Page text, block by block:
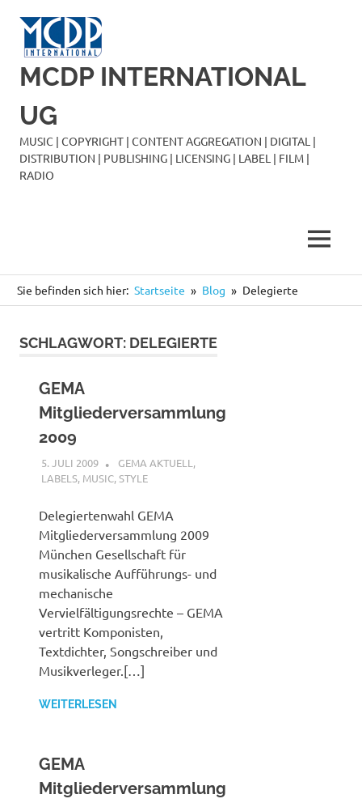
Inhalt
springen
MCDP INTERNATIONAL
UG
MUSIC | COPYRIGHT | CONTENT AGGREGATION | DIGITAL |
DISTRIBUTION | PUBLISHING | LICENSING | LABEL | FILM |
RADIO
MENÜ
Sie befinden sich hier: Startseite Blog Delegierte
SCHLAGWORT: DELEGIERTE
GEMA
Mitgliederversammlung
2009
5. JULI 2009 STEFANBRAUN
GEMA AKTUELL ,
LABELS, MUSIC,STYLE
Delegiertenwahl GEMA
Mitgliederversammlung 2009
München Gesellschaft für
musikalische Aufführungs- und
mechanische
Vervielfältigungsrechte – GEMA
vertritt Komponisten,
Textdichter, Songschreiber und
Musikverleger.[…]
WEITERLESEN
GEMA
Mitgliederversammlung